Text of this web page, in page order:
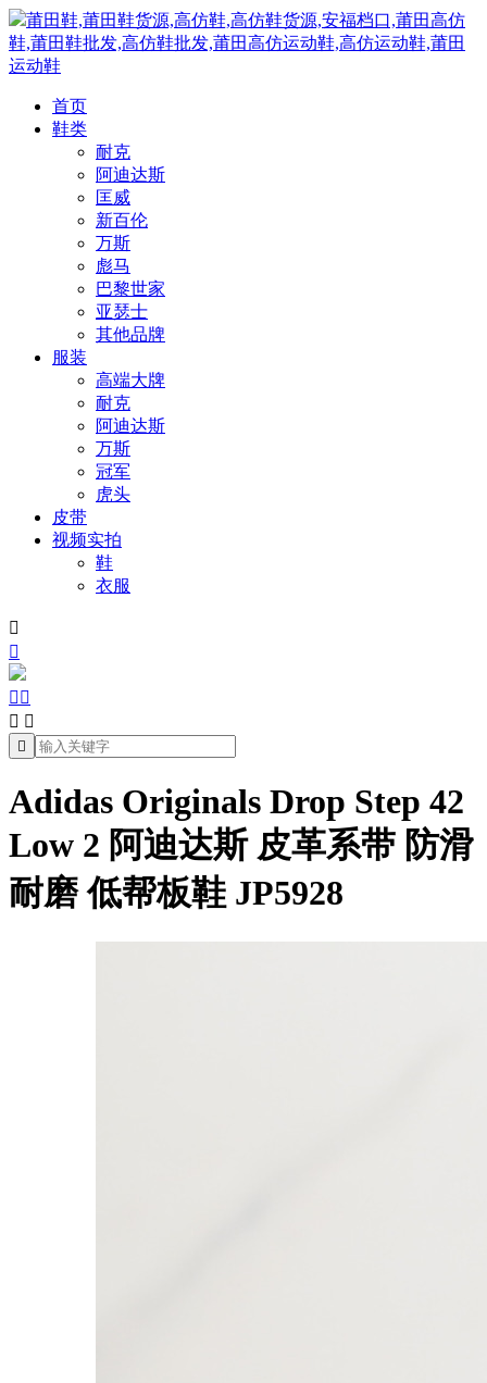
莆田鞋,莆田鞋货源,高仿鞋,高仿鞋货源,安福档口,莆田高仿
鞋,莆田鞋批发,高仿鞋批发,莆田高仿运动鞋,高仿运动鞋,莆田
运动鞋
首页
鞋类
耐克
阿迪达斯
匡威
新百伦
万斯
彪马
巴黎世家
亚瑟士
其他品牌
服装
高端大牌
耐克
阿迪达斯
万斯
冠军
虎头
皮带
视频实拍
鞋
衣服


 
 

Adidas Originals Drop Step 42
Low 2 阿迪达斯 皮革系带 防滑
耐磨 低帮板鞋 JP5928